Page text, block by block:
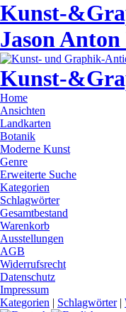
Kunst-
Jason Anton
Kunst-
Home
Ansichten
Landkarten
Botanik
Moderne Kunst
Genre
Erweiterte Suche
Kategorien
Schlagwörter
Gesamtbestand
Warenkorb
Ausstellungen
AGB
Widerrufsrecht
Datenschutz
Impressum
Kategorien | Schlagwörter|